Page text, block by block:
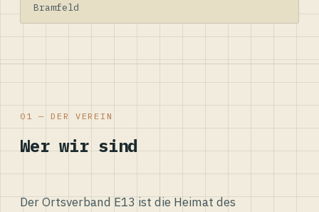
Bramfeld
01 — DER VEREIN
Wer wir sind
Der Ortsverband E13 ist die Heimat des